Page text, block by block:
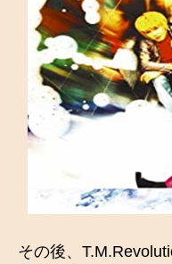
その後、